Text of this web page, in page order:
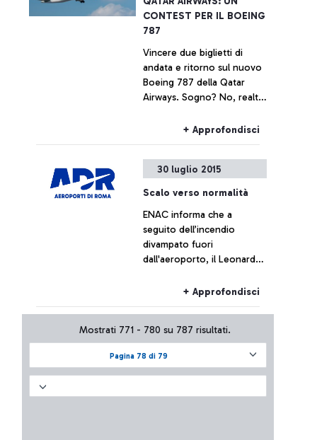
CONTEST PER IL BOEING
787
Vincere due biglietti di
andata e ritorno sul nuovo
Boeing 787 della Qatar
Airways. Sogno? No, realtà.
Boeing 787 Dreamliner sulla
tratta Roma-Doha la
compagnia araba lancia il
contest che premia il
giocatore più abile e
+ Approfondisci
30 luglio 2015
Scalo verso normalità
ENAC informa che a
seguito dell’incendio
divampato fuori
dall'aeroporto, il Leonardo
normalità+ Approfondisci
Pagina 78 di 79
Mostrati 771 - 780 su 787 risultati.